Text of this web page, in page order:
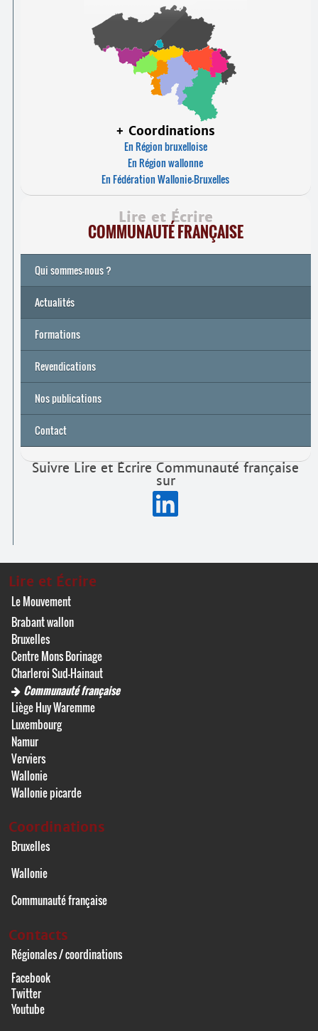
+ Coordinations
En Région bruxelloise
En Région wallonne
En Fédération Wallonie-Bruxelles
Lire et Écrire
COMMUNAUTÉ FRANÇAISE
Qui sommes-nous ?
Actualités
Formations
Archives
Université de printemps 2026
Revendications
Nos publications
Contact
Suivre Lire et Écrire Communauté française
sur
Lire et Écrire
Le Mouvement
Brabant wallon
Bruxelles
Centre Mons Borinage
Charleroi Sud-Hainaut
Communauté française
Liège Huy Waremme
Luxembourg
Namur
Verviers
Wallonie
Wallonie picarde
Coordinations
Bruxelles
Wallonie
Communauté française
Contacts
Régionales / coordinations
Facebook
Twitter
Youtube